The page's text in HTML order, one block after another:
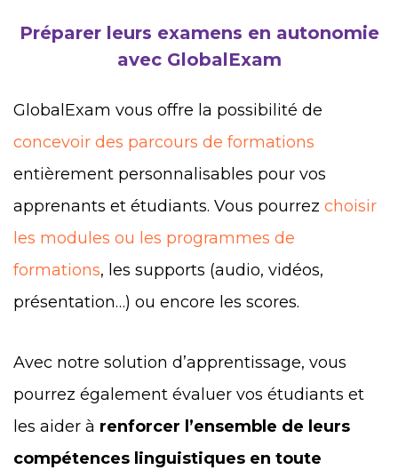
Préparer leurs examens en autonomie
avec GlobalExam
GlobalExam vous offre la possibilité de
concevoir des parcours de formations
entièrement personnalisables pour vos
apprenants et étudiants. Vous pourrez choisir
les modules ou les programmes de
formations, les supports (audio, vidéos,
présentation…) ou encore les scores.
Avec notre solution d’apprentissage, vous
pourrez également évaluer vos étudiants et
les aider à renforcer l’ensemble de leurs
compétences linguistiques en toute